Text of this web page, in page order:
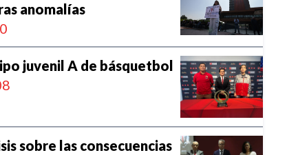
anomalías
juvenil A de básquetbol
sobre las consecuencias